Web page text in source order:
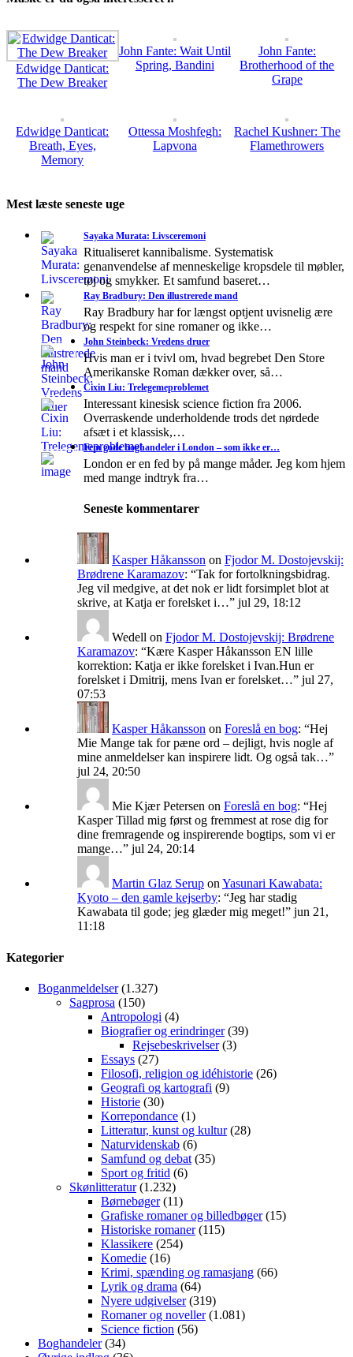
Edwidge Danticat:
The Dew Breaker
John Fante: Wait Until
Spring, Bandini
John Fante:
Brotherhood of the
Grape
Edwidge Danticat:
Breath, Eyes,
Memory
Ottessa Moshfegh:
Lapvona
Rachel Kushner: The
Flamethrowers
Mest læste seneste uge
Sayaka Murata: Livsceremoni
Ritualiseret kannibalisme. Systematisk
genanvendelse af menneskelige kropsdele til møbler,
tøj og smykker. Et samfund baseret…
Ray Bradbury: Den illustrerede mand
Ray Bradbury har for længst optjent uvisnelig ære
og respekt for sine romaner og ikke…
John Steinbeck: Vredens druer
Hvis man er i tvivl om, hvad begrebet Den Store
Amerikanske Roman dækker over, så…
Cixin Liu: Trelegemeproblemet
Interessant kinesisk science fiction fra 2006.
Overraskende underholdende trods det nørdede
afsæt i et klassisk,…
Fem gode boghandeler i London – som ikke er…
London er en fed by på mange måder. Jeg kom hjem
med mange indtryk fra…
Seneste kommentarer
Kasper Håkansson on Fjodor M. Dostojevskij:
Brødrene Karamazov: “Tak for fortolkningsbidrag.
Jeg vil medgive, at det nok er lidt forsimplet blot at
skrive, at Katja er forelsket i…” jul 29, 18:12
Wedell on Fjodor M. Dostojevskij: Brødrene
Karamazov: “Kære Kasper Håkansson EN lille
korrektion: Katja er ikke forelsket i Ivan.Hun er
forelsket i Dmitrij, mens Ivan er forelsket…” jul 27,
07:53
Kasper Håkansson on Foreslå en bog: “Hej
Mie Mange tak for pæne ord – dejligt, hvis nogle af
mine anmeldelser kan inspirere lidt. Og også tak…”
jul 24, 20:50
Mie Kjær Petersen on Foreslå en bog: “Hej
Kasper Tillad mig først og fremmest at rose dig for
dine fremragende og inspirerende bogtips, som vi er
mange…” jul 24, 20:14
Martin Glaz Serup onYasunari Kawabata:
Kyoto – den gamle kejserby: “Jeg har stadig
Kawabata til gode; jeg glæder mig meget!” jun 21,
11:18
Kategorier
Boganmeldelser(1.327)
Sagprosa (150)
Antropologi (4)
Biografier og erindringer(39)
Rejsebeskrivelser(3)
Essays (27)
Filosofi, religion og idéhistorie (26)
Geografi og kartografi (9)
Historie (30)
Korrepondance (1)
Litteratur, kunst og kultur(28)
Naturvidenskab (6)
Samfund og debat (35)
Sport og fritid (6)
Skønlitteratur(1.232)
Børnebøger(11)
Grafiske romaner og billedbøger(15)
Historiske romaner(115)
Klassikere (254)
Komedie (16)
Krimi, spænding og ramasjang (66)
Lyrik og drama (64)
Nyere udgivelser(319)
Romaner og noveller(1.081)
Science fiction (56)
Boghandeler(34)